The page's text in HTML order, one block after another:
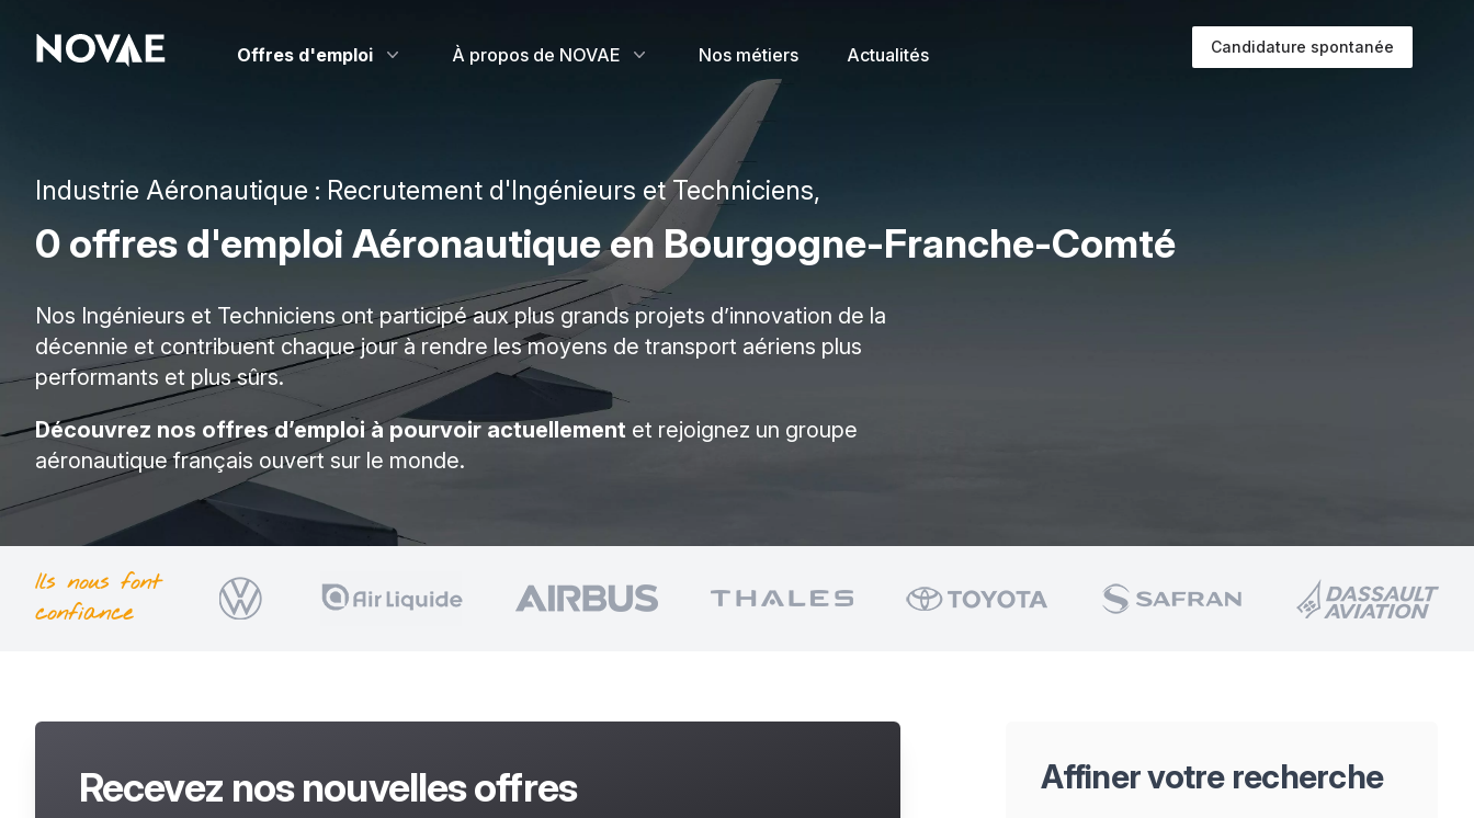
Offres d'emploi À propos de NOVAE Nos métiers Actualités Candidature spontanée
Industrie Aéronautique : Recrutement d'Ingénieurs et Techniciens,
0 offres d'emploi Aéronautique en Bourgogne-Franche-Comté
Nos Ingénieurs et Techniciens ont participé aux plus grands projets d’innovation de la
décennie et contribuent chaque jour à rendre les moyens de transport aériens plus
performants et plus sûrs.
Découvrez nos offres d’emploi à pourvoir actuellement et rejoignez un groupe
aéronautique français ouvert sur le monde.
Ils nous font
confiance
Recevez nos nouvelles offres Affiner votre recherche